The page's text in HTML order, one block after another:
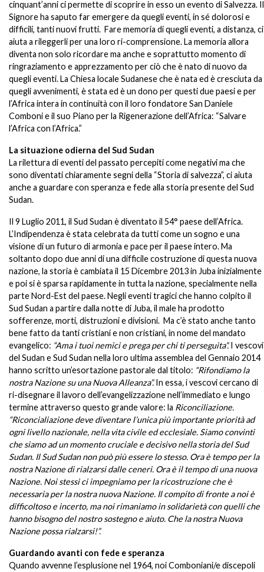
cinquant’anni ci permette di scoprire in esso un evento di Salvezza. Il
Signore ha saputo far emergere da quegli eventi, in sé dolorosi e
difficili, tanti nuovi frutti. Fare memoria di quegli eventi, a distanza, ci
aiuta a rileggerli per una loro ri-comprensione. La memoria allora
diventa non solo ricordare ma anche e soprattutto momento di
ringraziamento e apprezzamento per ciò che è nato di nuovo da
quegli eventi. La Chiesa locale Sudanese che è nata ed è cresciuta da
quegli avvenimenti, è stata ed è un dono per questi due paesi e per
l’Africa intera in continuità con il loro fondatore San Daniele
Comboni e il suo Piano per la Rigenerazione dell’Africa: “Salvare
l’Africa con l’Africa.”
La situazione odierna del Sud Sudan
La rilettura di eventi del passato percepiti come negativi ma che
sono diventati chiaramente segni della “Storia di salvezza”, ci aiuta
anche a guardare con speranza e fede alla storia presente del Sud
Sudan.
Il 9 Luglio 2011, il Sud Sudan è diventato il 54° paese dell’Africa.
L’Indipendenza è stata celebrata da tutti come un sogno e una
visione di un futuro di armonia e pace per il paese intero. Ma
soltanto dopo due anni di una difficile costruzione di questa nuova
nazione, la storia è cambiata il 15 Dicembre 2013 in Juba inizialmente
e poi si è sparsa rapidamente in tutta la nazione, specialmente nella
parte Nord-Est del paese. Negli eventi tragici che hanno colpito il
Sud Sudan a partire dalla notte di Juba, il male ha prodotto
sofferenze, morti, distruzioni e divisioni. Ma c’è stato anche tanto
bene fatto da tanti cristiani e non cristiani, in nome del mandato
evangelico: “Ama i tuoi nemici e prega per chi ti perseguita”.I vescovi
del Sudan e Sud Sudan nella loro ultima assemblea del Gennaio 2014
hanno scritto un’esortazione pastorale dal titolo: “Rifondiamo la
nostra Nazione su una Nuova Alleanza”.In essa,i vescovi cercano di
ri-disegnare il lavoro dell’evangelizzazione nell’immediato e lungo
termine attraverso questo grande valore: la Riconciliazione.
“Riconcialiazione deve diventare l’unica più importante priorità ad
ogni livello nazionale, nella vita civile ed ecclesiale. Siamo convinti
che siamo ad un momento cruciale e decisivo nella storia del Sud
Sudan. Il Sud Sudan non può più essere lo stesso. Ora è tempo per la
nostra Nazione di rialzarsi dalle ceneri. Ora è il tempo di una nuova
Nazione. Noi stessi ci impegniamo per la ricostruzione che è
necessaria per la nostra nuova Nazione. Il compito di fronte a noi è
difficoltoso e incerto, ma noi rimaniamo in solidarietà con quelli che
hanno bisogno del nostro sostegno e aiuto. Che la nostra Nuova
Nazione possa rialzarsi!”.
Guardando avanti con fede e speranza
Quando avvenne l’esplusione nel 1964, noi Comboniani/e discepoli